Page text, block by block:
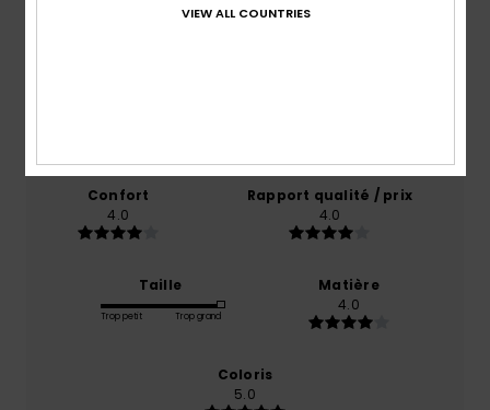
4.0
Confort
4.0
Rapport qualité / prix
4.0
Taille
Trop petit Trop grand
Matière
4.0
Coloris
5.0
VIEW ALL COUNTRIES